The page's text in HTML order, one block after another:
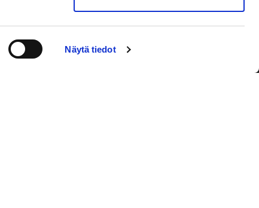
Näytä tiedot
VAASAN SPORT UUTISKIRJE